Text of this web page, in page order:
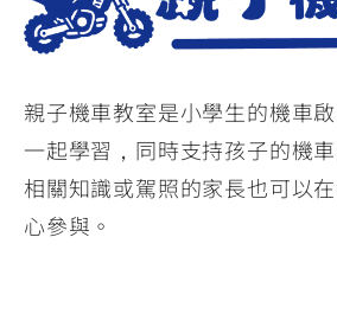
550+
YZF-R7
550+
YZF-R3
09
Y-
550+
550+
XMAX
251~549
NMAX
XR
150
CYGNUS
X
125
Vinoora
125
親子機車教室是小學生的機車
一起學習，同時支持孩子的機
相關知識或駕照的家長也可以
心參與。